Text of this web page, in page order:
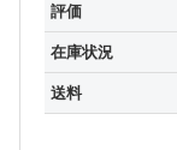
評価
在庫状況
送料